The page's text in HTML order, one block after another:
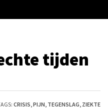
tijden
CRISIS PIJN TEGENSLAG ZIEKTE